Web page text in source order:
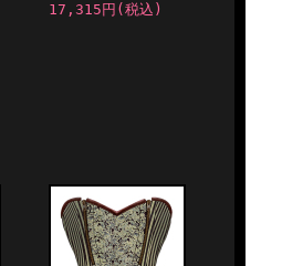
17,315円 (税込)